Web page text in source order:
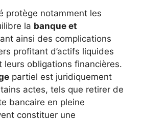
protège notamment les
la banque et
ainsi des complications
profitant d’actifs liquides
leurs obligations financières.
partiel est juridiquement
actes, tels que retirer de
bancaire en pleine
constituer une